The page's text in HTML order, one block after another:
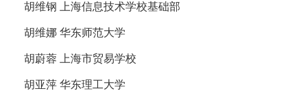
胡维钢 上海信息技术学校基础部
胡维娜 华东师范大学
胡蔚蓉 上海市贸易学校
胡亚萍 华东理工大学